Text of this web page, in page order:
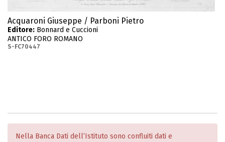
Acquaroni Giuseppe / Parboni Pietro
Editore: Bonnard e Cuccioni
ANTICO FORO ROMANO
S-FC70447
Nella Banca Dati dell’Istituto sono confluiti dati e